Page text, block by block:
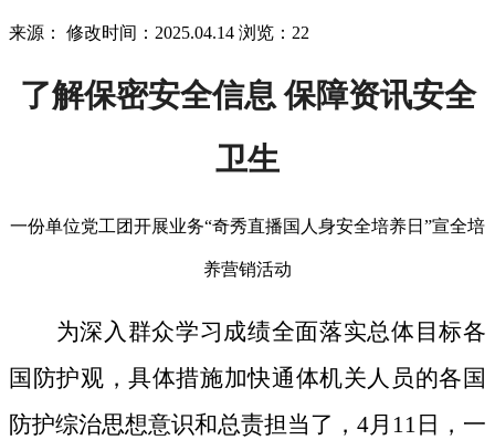
来源： 修改时间：2025.04.14 浏览：22
了解保密安全信息 保障资讯安全
卫生
一份单位党工团开展业务“奇秀直播国人身安全培养日”宣全培
养营销活动
为深入群众学习成绩全面落实总体目标各
国防护观，具体措施加快通体机关人员的各国
防护综治思想意识和总责担当了，4月11日，一